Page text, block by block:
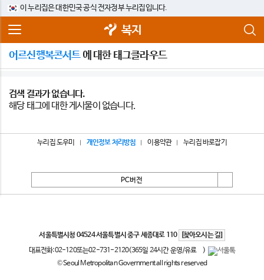
이 누리집은 대한민국 공식 전자정부 누리집입니다.
복지
어르신행복콘서트에 대한 태그클라우드
검색 결과가 없습니다.
해당 태그에 대한 게시물이 없습니다.
누리집 도우미 개인정보 처리방침 이용약관 누리집 바로잡기
PC버전
서울특별시청 04524 서울특별시 중구 세종대로 110
[찾아오시는 길]
대표전화:02-120또는02-731-2120(365일 24시간 운영/유료
)
© Seoul Metropolitan Government all rights reserved